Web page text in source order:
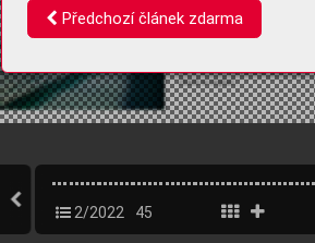
2/2022 45
Předchozí článek zdarma